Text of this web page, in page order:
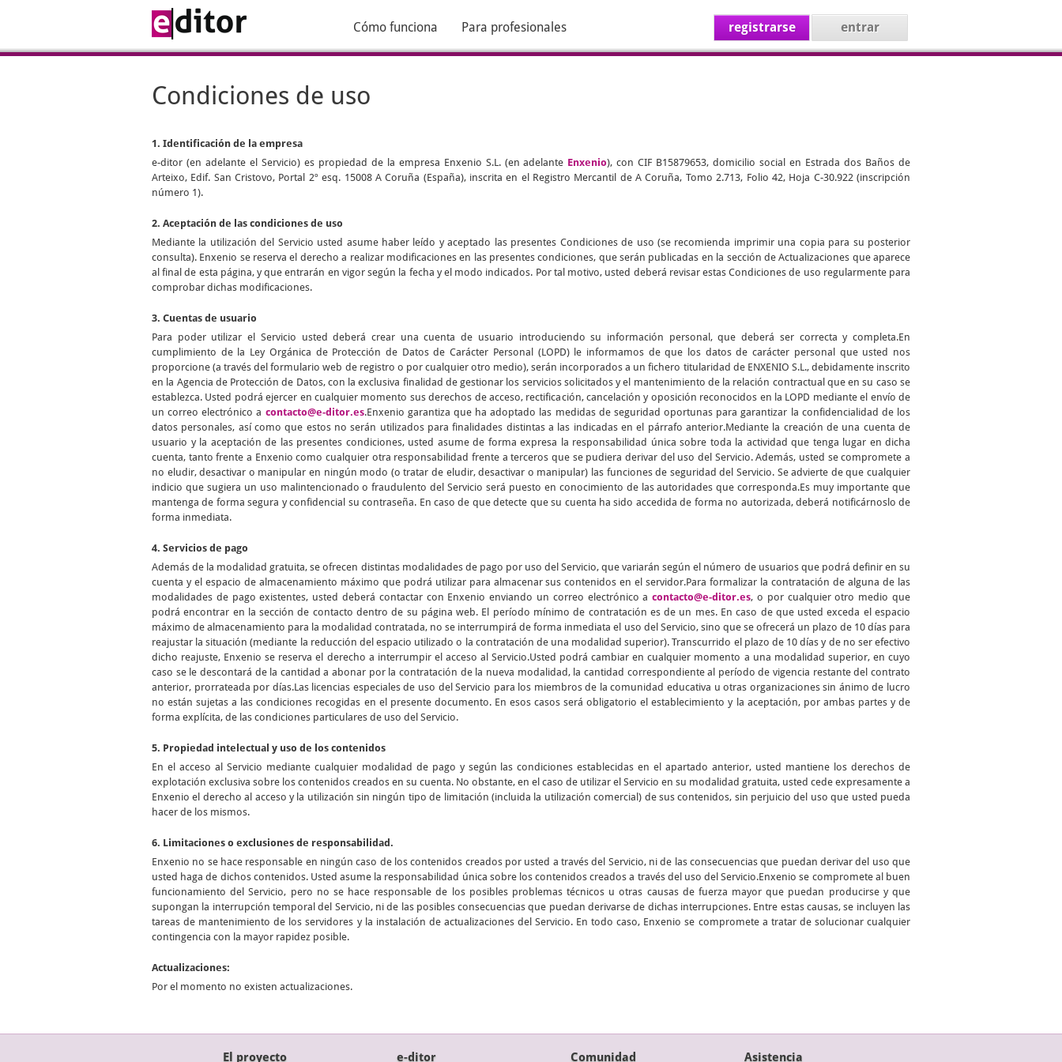
Cómo funciona Para profesionales registrarse entrar
Condiciones de uso
1. Identificación de la empresa
e-ditor (en adelante el Servicio) es propiedad de la empresa Enxenio S.L. (en adelante Enxenio), con CIF B15879653, domicilio social en Estrada dos Baños de
Arteixo, Edif. San Cristovo, Portal 2º esq. 15008 A Coruña (España), inscrita en el Registro Mercantil de A Coruña, Tomo 2.713, Folio 42, Hoja C-30.922 (inscripción
número 1).
2. Aceptación de las condiciones de uso
Mediante la utilización del Servicio usted asume haber leído y aceptado las presentes Condiciones de uso (se recomienda imprimir una copia para su posterior
consulta). Enxenio se reserva el derecho a realizar modificaciones en las presentes condiciones, que serán publicadas en la sección de Actualizaciones que aparece
al final de esta página, y que entrarán en vigor según la fecha y el modo indicados. Por tal motivo, usted deberá revisar estas Condiciones de uso regularmente para
comprobar dichas modificaciones.
3. Cuentas de usuario
Para poder utilizar el Servicio usted deberá crear una cuenta de usuario introduciendo su información personal, que deberá ser correcta y completa.En
cumplimiento de la Ley Orgánica de Protección de Datos de Carácter Personal (LOPD) le informamos de que los datos de carácter personal que usted nos
proporcione (a través del formulario web de registro o por cualquier otro medio), serán incorporados a un fichero titularidad de ENXENIO S.L., debidamente inscrito
en la Agencia de Protección de Datos, con la exclusiva finalidad de gestionar los servicios solicitados y el mantenimiento de la relación contractual que en su caso se
establezca. Usted podrá ejercer en cualquier momento sus derechos de acceso, rectificación, cancelación y oposición reconocidos en la LOPD mediante el envío de
un correo electrónico a contacto@e-ditor.es.Enxenio garantiza que ha adoptado las medidas de seguridad oportunas para garantizar la confidencialidad de los
datos personales, así como que estos no serán utilizados para finalidades distintas a las indicadas en el párrafo anterior.Mediante la creación de una cuenta de
usuario y la aceptación de las presentes condiciones, usted asume de forma expresa la responsabilidad única sobre toda la actividad que tenga lugar en dicha
cuenta, tanto frente a Enxenio como cualquier otra responsabilidad frente a terceros que se pudiera derivar del uso del Servicio. Además, usted se compromete a
no eludir, desactivar o manipular en ningún modo (o tratar de eludir, desactivar o manipular) las funciones de seguridad del Servicio. Se advierte de que cualquier
indicio que sugiera un uso malintencionado o fraudulento del Servicio será puesto en conocimiento de las autoridades que corresponda.Es muy importante que
mantenga de forma segura y confidencial su contraseña. En caso de que detecte que su cuenta ha sido accedida de forma no autorizada, deberá notificárnoslo de
forma inmediata.
4. Servicios de pago
Además de la modalidad gratuita, se ofrecen distintas modalidades de pago por uso del Servicio, que variarán según el número de usuarios que podrá definir en su
cuenta y el espacio de almacenamiento máximo que podrá utilizar para almacenar sus contenidos en el servidor.Para formalizar la contratación de alguna de las
modalidades de pago existentes, usted deberá contactar con Enxenio enviando un correo electrónico acontacto@e-ditor.es, o por cualquier otro medio que
podrá encontrar en la sección de contacto dentro de su página web. El período mínimo de contratación es de un mes. En caso de que usted exceda el espacio
máximo de almacenamiento para la modalidad contratada, no se interrumpirá de forma inmediata el uso del Servicio, sino que se ofrecerá un plazo de 10 días para
reajustar la situación (mediante la reducción del espacio utilizado o la contratación de una modalidad superior). Transcurrido el plazo de 10 días y de no ser efectivo
dicho reajuste, Enxenio se reserva el derecho a interrumpir el acceso al Servicio.Usted podrá cambiar en cualquier momento a una modalidad superior, en cuyo
caso se le descontará de la cantidad a abonar por la contratación de la nueva modalidad, la cantidad correspondiente al período de vigencia restante del contrato
anterior, prorrateada por días.Las licencias especiales de uso del Servicio para los miembros de la comunidad educativa u otras organizaciones sin ánimo de lucro
no están sujetas a las condiciones recogidas en el presente documento. En esos casos será obligatorio el establecimiento y la aceptación, por ambas partes y de
forma explícita, de las condiciones particulares de uso del Servicio.
5. Propiedad intelectual y uso de los contenidos
En el acceso al Servicio mediante cualquier modalidad de pago y según las condiciones establecidas en el apartado anterior, usted mantiene los derechos de
explotación exclusiva sobre los contenidos creados en su cuenta. No obstante, en el caso de utilizar el Servicio en su modalidad gratuita, usted cede expresamente a
Enxenio el derecho al acceso y la utilización sin ningún tipo de limitación (incluida la utilización comercial) de sus contenidos, sin perjuicio del uso que usted pueda
hacer de los mismos.
6. Limitaciones o exclusiones de responsabilidad.
Enxenio no se hace responsable en ningún caso de los contenidos creados por usted a través del Servicio, ni de las consecuencias que puedan derivar del uso que
usted haga de dichos contenidos. Usted asume la responsabilidad única sobre los contenidos creados a través del uso del Servicio.Enxenio se compromete al buen
funcionamiento del Servicio, pero no se hace responsable de los posibles problemas técnicos u otras causas de fuerza mayor que puedan producirse y que
supongan la interrupción temporal del Servicio, ni de las posibles consecuencias que puedan derivarse de dichas interrupciones. Entre estas causas, se incluyen las
tareas de mantenimiento de los servidores y la instalación de actualizaciones del Servicio. En todo caso, Enxenio se compromete a tratar de solucionar cualquier
contingencia con la mayor rapidez posible.
Actualizaciones:
Por el momento no existen actualizaciones.
El proyecto e-ditor Comunidad Asistencia